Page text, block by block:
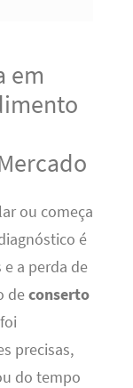
em
ou começa
é
a perda de
deconserto
foi
precisas,
do tempo